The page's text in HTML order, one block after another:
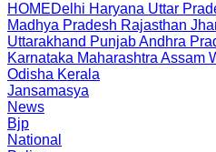
HOMEDelhi Haryana Uttar
Madhya Pradesh Rajasthan
Uttarakhand PunjabAndhra
Karnataka Maharashtra Assam
Odisha Kerala
Jansamasya
News
Bjp
National